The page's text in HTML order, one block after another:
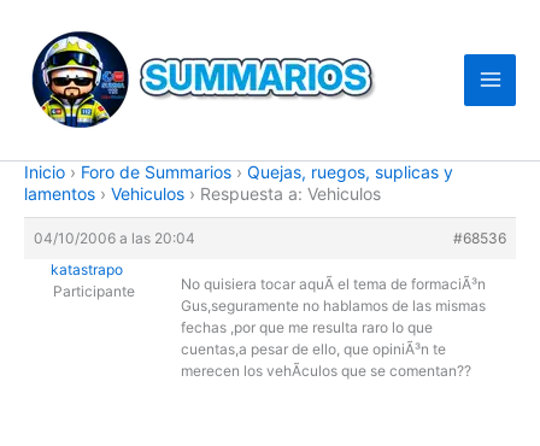
contenido
Inicio › Foro de Summarios › Quejas, ruegos, suplicas y
lamentos › Vehiculos › Respuesta a: Vehiculos
04/10/2006 a las 20:04
#68536
katastrapo
Participante
No quisiera tocar aquÃ­ el tema de formaciÃ³n
Gus,seguramente no hablamos de las mismas
fechas ,por que me resulta raro lo que
cuentas,a pesar de ello, que opiniÃ³n te
merecen los vehÃ­culos que se comentan??